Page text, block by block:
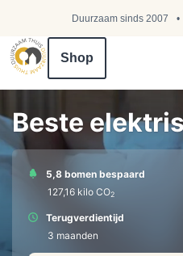
Duurzaam sinds 2007
Shop
Beste
5,8 bomen bespaard
127,16 kilo СО2
Terugverdientijd
3 maanden